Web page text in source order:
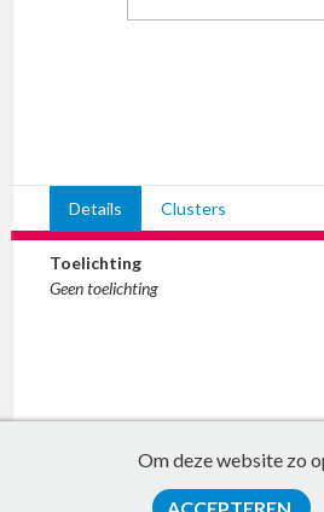
Details Clusters
Toelichting
Geen toelichting
Om deze website zo